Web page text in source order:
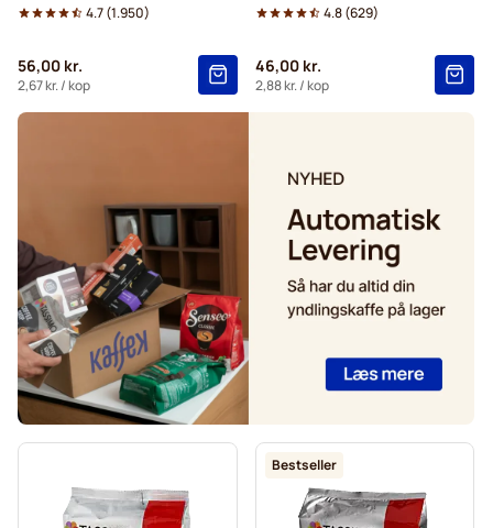
4.7(1.950)
56,00 kr.
2,67 kr./ kop
4.8(629)
46,00 kr.
2,88 kr./ kop
Bestseller